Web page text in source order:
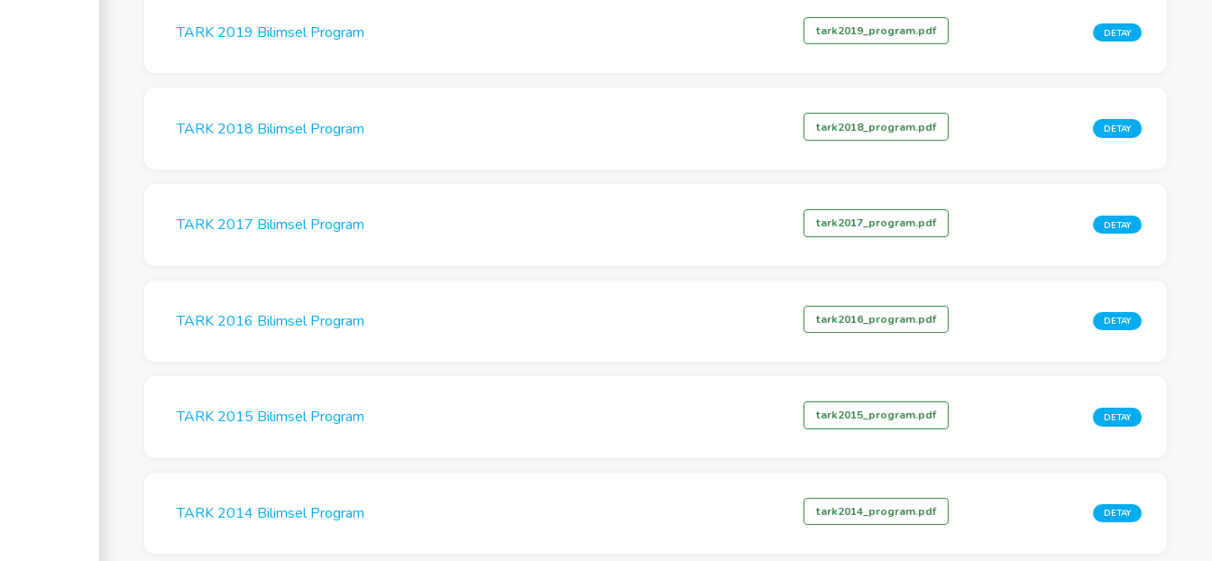
TARK 2019 Bilimsel Program tark2019_program.pdf DETAY
TARK 2018 Bilimsel Program tark2018_program.pdf DETAY
TARK 2017 Bilimsel Program tark2017_program.pdf DETAY
TARK 2016 Bilimsel Program tark2016_program.pdf DETAY
TARK 2015 Bilimsel Program tark2015_program.pdf DETAY
TARK 2014 Bilimsel Program tark2014_program.pdf DETAY